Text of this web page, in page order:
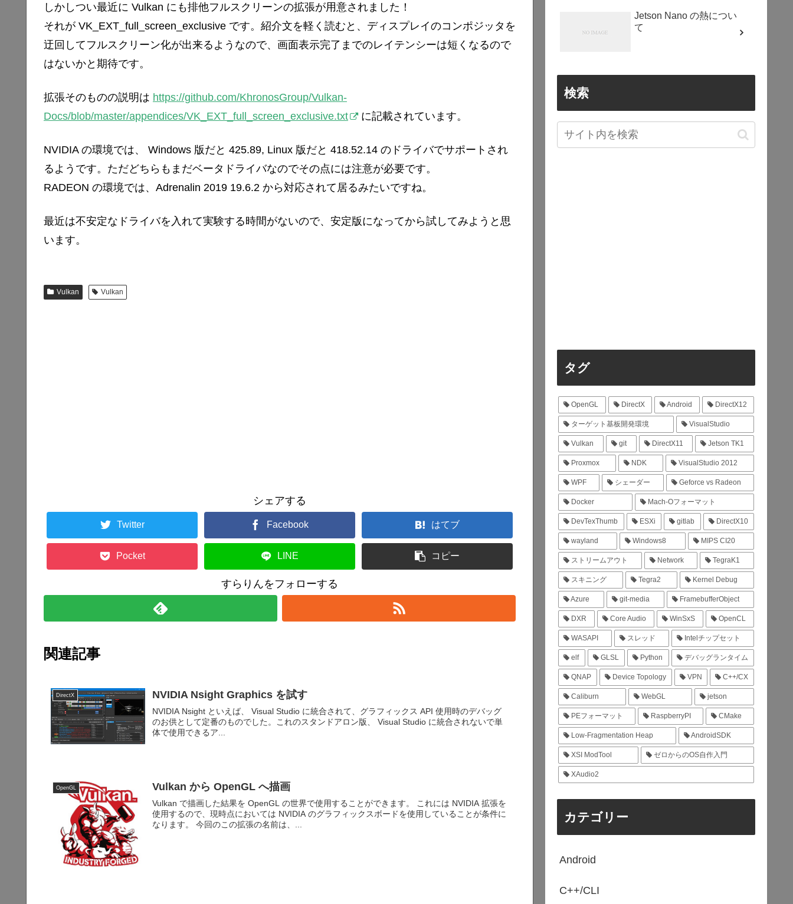
しかしつい最近に Vulkan にも排他フルスクリーンの拡張が用意されました！
それが VK_EXT_full_screen_exclusive です。紹介文を軽く読むと、ディスプレイのコンポジッタを
迂回してフルスクリーン化が出来るようなので、画面表示完了までのレイテンシーは短くなるので
はないかと期待です。
拡張そのものの説明は https://github.com/KhronosGroup/Vulkan-
Docs/blob/master/appendices/VK_EXT_full_screen_exclusive.txt
に記載されています。
NVIDIA の環境では、 Windows 版だと 425.89, Linux 版だと 418.52.14 のドライバでサポートされ
るようです。ただどちらもまだベータドライバなのでその点には注意が必要です。
RADEON の環境では、Adrenalin 2019 19.6.2 から対応されて居るみたいですね。
最近は不安定なドライバを入れて実験する時間がないので、安定版になってから試してみようと思
います。
Vulkan Vulkan
シェアする
Twitter Facebook はてブ
Pocket LINE コピー
すらりんをフォローする
関連記事
DirectX NVIDIA Nsight Graphics を試す
NVIDIA Nsight といえば、 Visual Studio に統合されて、グラフィックス API 使用時のデバッグ
のお供として定番のものでした。これのスタンドアロン版、 Visual Studio に統合されないで単
体で使用できるア...
OpenGL Vulkan から OpenGL へ描画
Vulkan で描画した結果を OpenGL の世界で使用することができます。 これには NVIDIA 拡張を
使用するので、現時点においては NVIDIA のグラフィックスボードを使用していることが条件に
なります。 今回のこの拡張の名前は、...
Jetson Nano の熱につい
て
検索
タグ
OpenGL DirectX Android DirectX12
ターゲット基板開発環境 VisualStudio
Vulkan git DirectX11 Jetson TK1
Proxmox NDK VisualStudio 2012
WPF シェーダー Geforce vs Radeon
Docker Mach-Oフォーマット
DevTexThumb ESXi gitlab DirectX10
wayland Windows8 MIPS CI20
ストリームアウト Network TegraK1
スキニング Tegra2 Kernel Debug
Azure git-media FramebufferObject
DXR Core Audio WinSxS OpenCL
WASAPI スレッド Intelチップセット
elf GLSL Python デバッグランタイム
QNAP Device Topology VPN C++/CX
Caliburn WebGL jetson
PEフォーマット RaspberryPI CMake
Low-Fragmentation Heap AndroidSDK
XSI ModTool ゼロからのOS自作入門
XAudio2
カテゴリー
Android
C++/CLI